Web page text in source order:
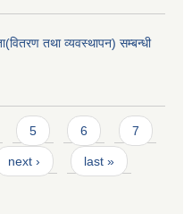
तथा व्यवस्थापन) सम्बन्धी
5 6 7
next › last »